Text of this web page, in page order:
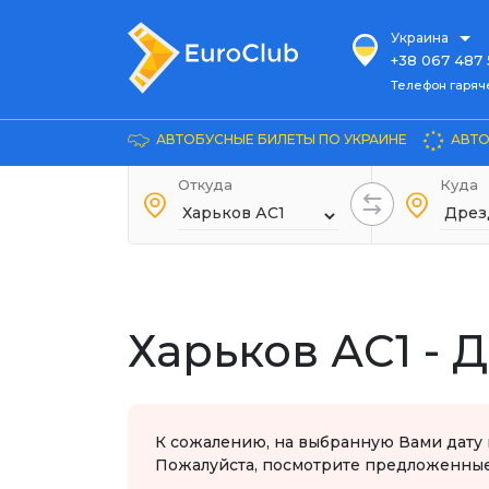
Украина
+38 067 487
Телефон гарячей
Довідка
+38 044 486
+38 067 240
+38 093 153
Телефон
АВТОБУСНЫЕ БИЛЕТЫ ПО УКРАИНЕ
Откуда Куда
Харьков АС1 -
К сожалению, на выбранную Вами дату
Пожалуйста, посмотрите